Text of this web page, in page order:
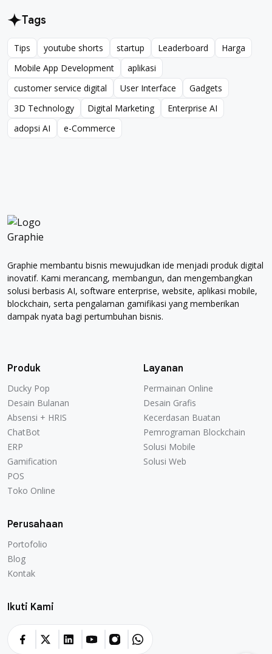
Tags
Tips
Tips
youtube shorts
youtube shorts
startup
startup
Leaderboard
Leaderboard
Harga
Harga
Mobile App Development
Mobile App Development
aplikasi
aplikasi
customer service digital
customer service digital
User Interface
User Interface
Gadgets
Gadgets
3D Technology
3D Technology
Digital Marketing
Digital Marketing
Enterprise AI
Enterprise AI
adopsi AI
adopsi AI
e-Commerce
e-Commerce
Graphie membantu bisnis mewujudkan ide menjadi produk digital
inovatif. Kami merancang, membangun, dan mengembangkan
solusi berbasis AI, software enterprise, website, aplikasi mobile,
blockchain, serta pengalaman gamifikasi yang memberikan
dampak nyata bagi pertumbuhan bisnis.
Produk
Ducky Pop
Desain Bulanan
Absensi + HRIS
ChatBot
ERP
Gamification
POS
Toko Online
Layanan
Permainan Online
Desain Grafis
Kecerdasan Buatan
Pemrograman Blockchain
Solusi Mobile
Solusi Web
Perusahaan
Portofolio
Blog
Kontak
Ikuti Kami